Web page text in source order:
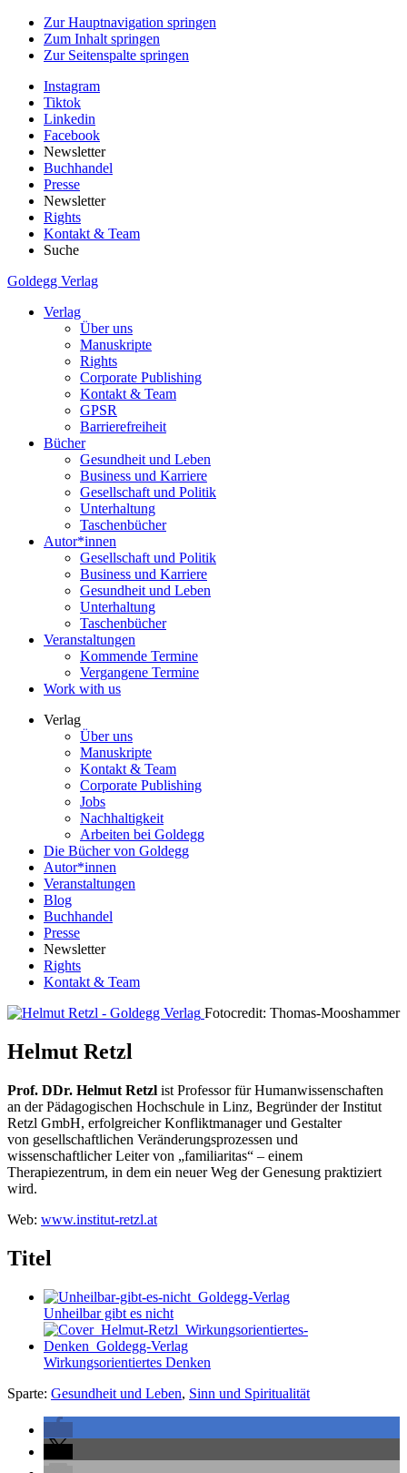
Zur Hauptnavigation springen
Zum Inhalt springen
Zur Seitenspalte springen
Instagram
Tiktok
Linkedin
Facebook
Newsletter
Buchhandel
Presse
Newsletter
Rights
Kontakt & Team
Suche
Goldegg Verlag
Verlag
Über uns
Manuskripte
Rights
Corporate Publishing
Kontakt & Team
GPSR
Barrierefreiheit
Bücher
Gesundheit und Leben
Business und Karriere
Gesellschaft und Politik
Unterhaltung
Taschenbücher
Autor*innen
Gesellschaft und Politik
Business und Karriere
Gesundheit und Leben
Unterhaltung
Taschenbücher
Veranstaltungen
Kommende Termine
Vergangene Termine
Work with us
Verlag
Über uns
Manuskripte
Kontakt & Team
Corporate Publishing
Jobs
Nachhaltigkeit
Arbeiten bei Goldegg
Die Bücher von Goldegg
Autor*innen
Veranstaltungen
Blog
Buchhandel
Presse
Newsletter
Rights
Kontakt & Team
Fotocredit: Thomas-Mooshammer
Helmut Retzl
Prof. DDr. Helmut Retzl ist Professor für Humanwissenschaften
an der Pädagogischen Hochschule in Linz, Begründer der Institut
Retzl GmbH, erfolgreicher Konfliktmanager und Gestalter
von gesellschaftlichen Veränderungsprozessen und
wissenschaftlicher Leiter von „familiaritas“ – einem
Therapiezentrum, in dem ein neuer Weg der Genesung praktiziert
wird.
Web: www.institut-retzl.at
Titel
Unheilbar gibt es nicht
Wirkungsorientiertes Denken
Sparte: Gesundheit und Leben, Sinn und Spiritualität